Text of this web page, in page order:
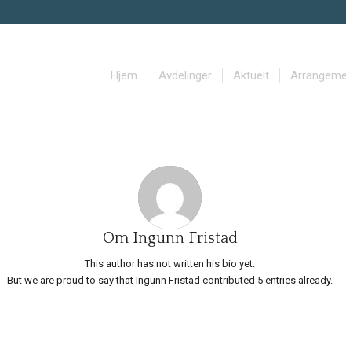
Hjem Avdelinger Aktuelt
Om Ingunn Fristad
This author has not written his bio yet.
But we are proud to say thatIngunn Fristad contributed 5 entries already.